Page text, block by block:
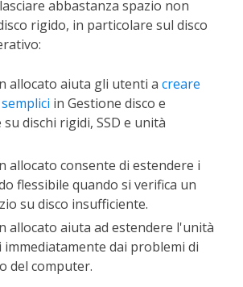
abbastanza spazio non
rigido, in particolare sul disco
allocato aiuta gli utenti acreare
in Gestione disco e
dischi rigidi, SSD e unità
allocato consente di estendere i
flessibile quando si verifica un
su disco insufficiente.
allocato aiuta ad estendere l'unità
immediatamente dai problemi di
del computer.